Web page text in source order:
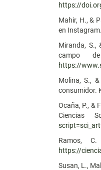
https://
Mahir, H., &
en
Miranda, S.,
campo
https://
Molina, S.,
consumidor.
Ocaña, P., &
Ciencias
Ramos,
https://
Susan, L.,